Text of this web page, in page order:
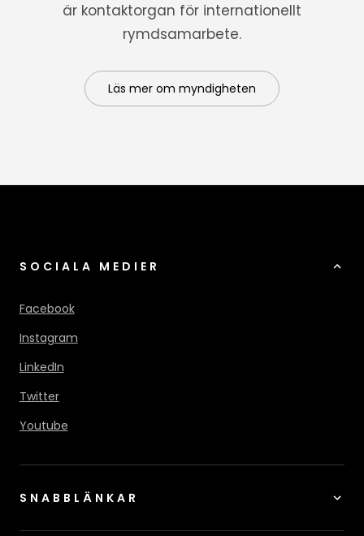
är kontaktorgan för internationellt
rymdsamarbete.
Läs mer om myndigheten
SOCIALA MEDIER
Facebook
Instagram
LinkedIn
Twitter
Youtube
SNABBLÄNKAR